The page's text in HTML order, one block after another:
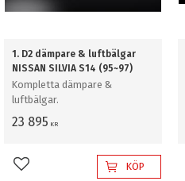
1. D2 dämpare & luftbälgar
NISSAN SILVIA S14 (95~97)
Kompletta dämpare &
luftbälgar.
23 895 KR
Lägg till i favoriterKÖP